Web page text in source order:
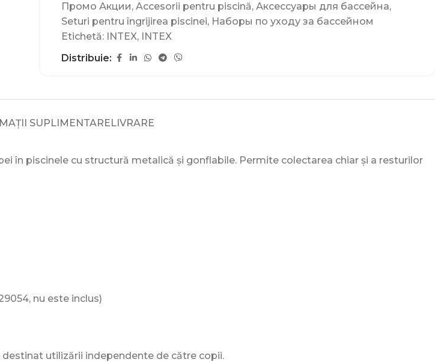
Промо Акции, Accesorii pentru piscină, Аксессуары для бассейна,
Seturi pentru îngrijirea piscinei, Наборы по уходу за бассейном
Etichetă: INTEX, INTEX
Distribuie:
SUPLIMENTARELIVRARE
în piscinele cu structură metalică și gonflabile. Permite colectarea chiar și a resturilor
nu este inclus)
utilizării independente de către copii.